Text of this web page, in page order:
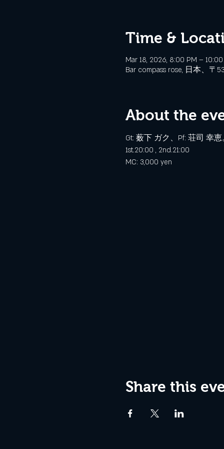
Time &
Mar 18, 2026, 8:00 PM –
Bar compass rose, 日本、〒
About the
Gt: 薮下 ガク、Pf: 荘司 幸恵
1st.20:00 , 2nd.21:00
MC: 3,000 yen
Share this